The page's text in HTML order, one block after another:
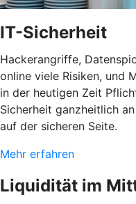
IT-Sicherheit
Hackerangriffe,
online viele Risiken, und
in der heutigen Zeit
Sicherheit ganzheitlich
auf der sicheren Seite.
Mehr erfahren
Liquidität im